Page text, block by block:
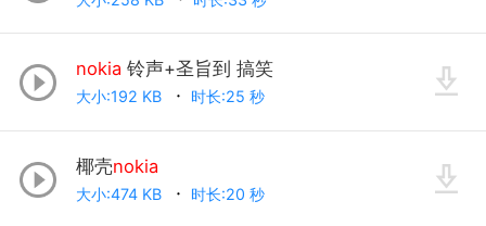
nokia 铃声+圣旨到 搞笑
大小:192 KB 时长:25 秒
椰壳nokia
大小:474 KB 时长:20 秒